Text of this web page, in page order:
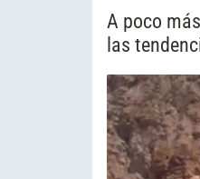
A poco
las